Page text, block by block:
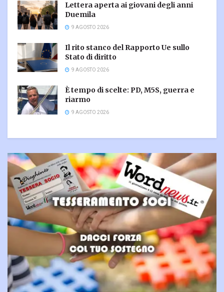
Lettera aperta ai giovani degli anni
Duemila
9 AGOSTO 2026
Il rito stanco del Rapporto Ue sullo
Stato di diritto
9 AGOSTO 2026
È tempo di scelte: PD, M5S, guerra e
riarmo
9 AGOSTO 2026